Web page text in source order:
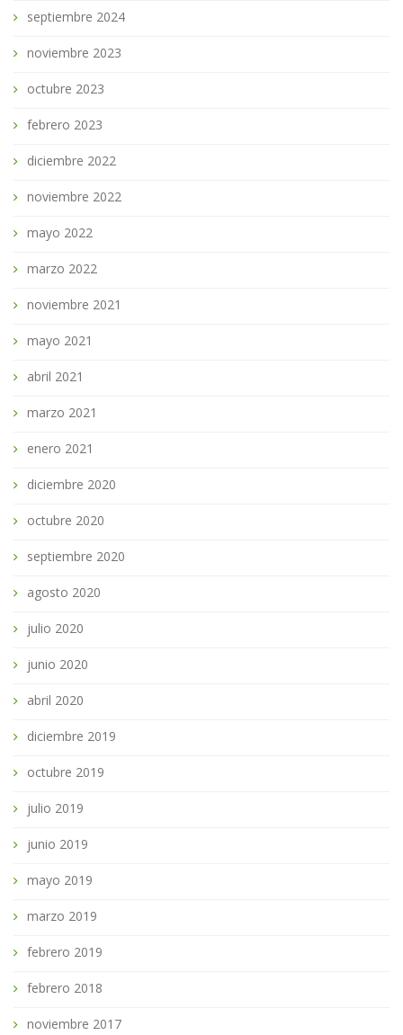
septiembre 2024
noviembre 2023
octubre 2023
febrero 2023
diciembre 2022
noviembre 2022
mayo 2022
marzo 2022
noviembre 2021
mayo 2021
abril 2021
marzo 2021
enero 2021
diciembre 2020
octubre 2020
septiembre 2020
agosto 2020
julio 2020
junio 2020
abril 2020
diciembre 2019
octubre 2019
julio 2019
junio 2019
mayo 2019
marzo 2019
febrero 2019
febrero 2018
noviembre 2017